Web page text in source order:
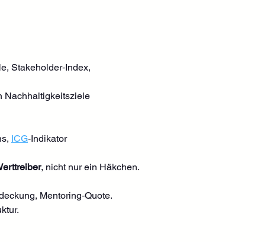
Stakeholder‑Index,
Nachhaltigkeitsziele
ICG‑Indikator
, nicht nur ein Häkchen.
Mentoring‑Quote.